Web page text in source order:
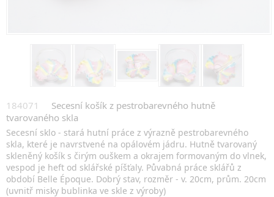
184071
Secesní košík z pestrobarevného hutně
tvarovaného skla
Secesní sklo - stará hutní práce z výrazně pestrobarevného
skla, které je navrstvené na opálovém jádru. Hutně tvarovaný
skleněný košík s čirým ouškem a okrajem formovaným do vlnek,
vespod je heft od sklářské píšťaly. Půvabná práce sklářů z
období Belle Époque. Dobrý stav, rozměr - v. 20cm, prům. 20cm
(uvnitř misky bublinka ve skle z výroby)